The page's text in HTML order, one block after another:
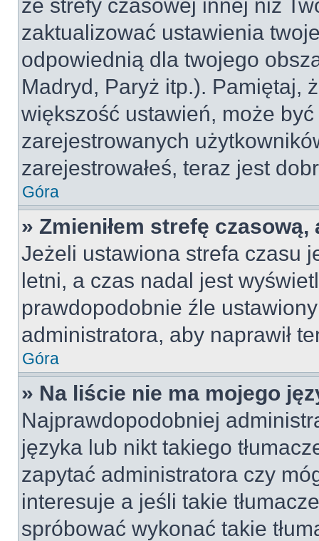
ze strefy czasowej innej niż
zaktualizować ustawienia
odpowiednią dla twojego
Madryd, Paryż itp.). Pamiętaj,
większość ustawień, może
zarejestrowanych
zarejestrowałeś, teraz jest
Góra
» Zmieniłem strefę
Jeżeli ustawiona strefa czasu
letni, a czas nadal jest
prawdopodobnie źle
administratora, aby naprawił
Góra
» Na liście nie ma mojego
Najprawdopodobniej
języka lub nikt takiego
zapytać administratora czy
interesuje a jeśli takie
spróbować wykonać takie